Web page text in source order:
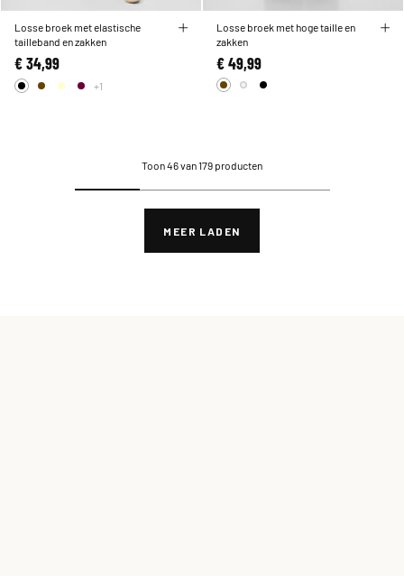
Losse broek met elastische
tailleband en zakken
€ 34,99
+1
Losse broek met hoge taille en
zakken
€ 49,99
Toon 46 van 179 producten
MEER LADEN